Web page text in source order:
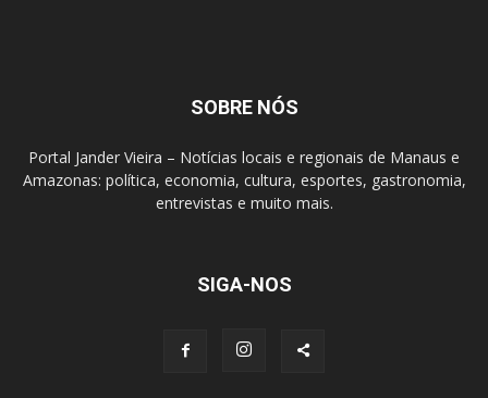
SOBRE NÓS
Portal Jander Vieira – Notícias locais e regionais de Manaus e
Amazonas: política, economia, cultura, esportes, gastronomia,
entrevistas e muito mais.
SIGA-NOS